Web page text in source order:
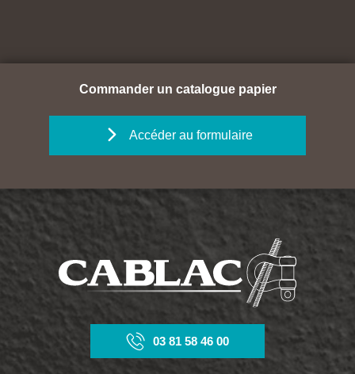
Commander un catalogue papier
Accéder au formulaire
03 81 58 46 00